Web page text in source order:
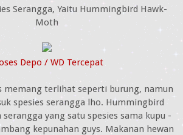
Serangga, Yaitu Hummingbird Hawk-
Moth
Depo / WD Tercepat
memang terlihat seperti burung, namun
spesies serangga lho. Hummingbird
yang satu spesies sama kupu -
kepunahan guys. Makanan hewan